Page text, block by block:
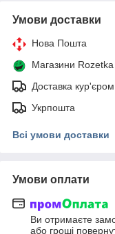
Умови доставки
Нова Пошта
Магазини Rozetka
Доставка кур'єром
Укрпошта
Всі умови доставки
Умови оплати
Ви отримаєте
або гроші